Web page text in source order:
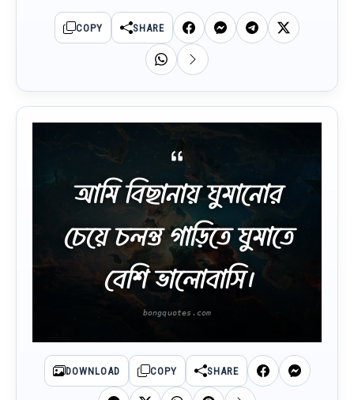
COPY SHARE
আমি বিছানায় ঘুমানোর
চেয়ে চলন্ত গাড়িতে ঘুমাতে
বেশি ভালোবাসি।
DOWNLOAD COPY SHARE